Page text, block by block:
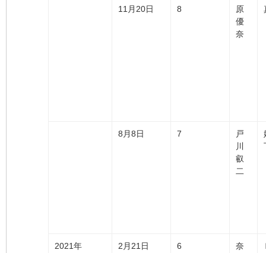
11月20日 8
原
優
奈
8月8日 7
戸
川
叡
二
2021年 2月21日 6
奈